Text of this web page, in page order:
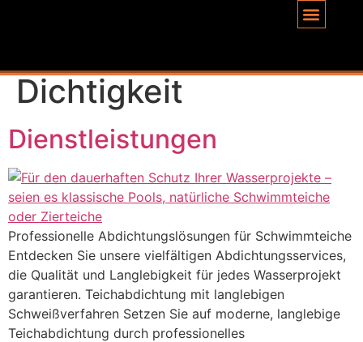
Dichtigkeit
Dienstleistungen
Professionelle Abdichtungslösungen für Schwimmteiche
Entdecken Sie unsere vielfältigen Abdichtungsservices,
die Qualität und Langlebigkeit für jedes Wasserprojekt
garantieren. Teichabdichtung mit langlebigen
Schweißverfahren Setzen Sie auf moderne, langlebige
Teichabdichtung durch professionelles